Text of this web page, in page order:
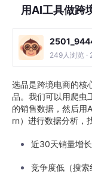
用AI工具做跨
249人浏览
选品是跨境电商的核
品。我们可以用爬虫
的销售数据，然后
rn）进行数据分析，
近30天销量增
竞争度低（搜索